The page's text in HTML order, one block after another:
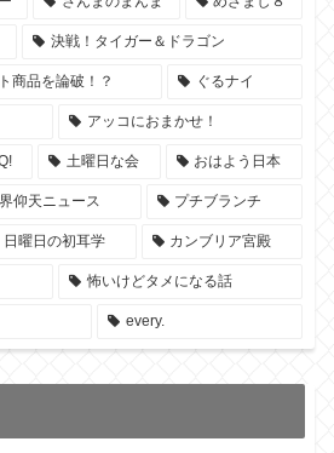
決戦！タイガー＆ドラゴン
商品を論破！？ ぐるナイ
アッコにおまかせ！
土曜日な会 おはよう日本
仰天ニュース プチブランチ
日曜日の初耳学 カンブリア宮殿
怖いけどタメになる話
every.